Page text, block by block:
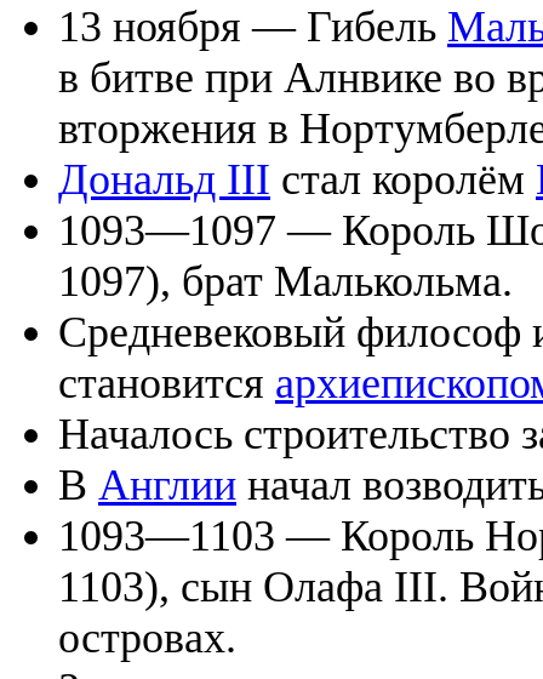
13 ноября — Гибель
в битве при Алнвике во
вторжения в
Дональд III стал королём
1093—1097 — Король
1097), брат Малькольма.
Средневековый философ
становится
Началось строительство
В Англии начал
1093—1103 — Король
1103), сын Олафа III.
островах.